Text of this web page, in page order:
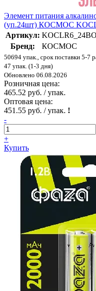
Элемент питания
(уп.24шт) КОСМОС
Артикул:
Бренд:
КОСМОС
50694 упак., срок поставки 5-7
47 упак. (1-3 дня)
Обновлено 06.08.2026
Розничная цена:
465.52 руб. / упак.
Оптовая цена:
451.55 руб. / упак. !
-
+
Купить